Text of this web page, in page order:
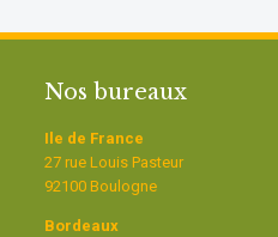
Nos bureaux
Ile de France
27 rue Louis Pasteur
92100 Boulogne
Bordeaux